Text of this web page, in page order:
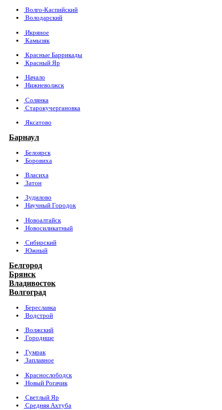
Волго-Каспийский
Володарский
Икряное
Камызяк
Красные Баррикады
Красный Яр
Начало
Нижневолжск
Солянка
Старокучергановка
Яксатово
Барнаул
Белоярск
Боровиха
Власиха
Затон
Зудилово
Научный Городок
Новоалтайск
Новосиликатный
Сибирский
Южный
Белгород
Брянск
Владивосток
Волгоград
Береславка
Водстрой
Волжский
Городище
Гумрак
Заплавное
Краснослободск
Новый Рогачик
Светлый Яр
Средняя Ахтуба